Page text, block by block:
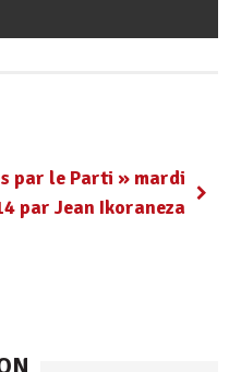
par le Parti » mardi
par Jean Ikoraneza